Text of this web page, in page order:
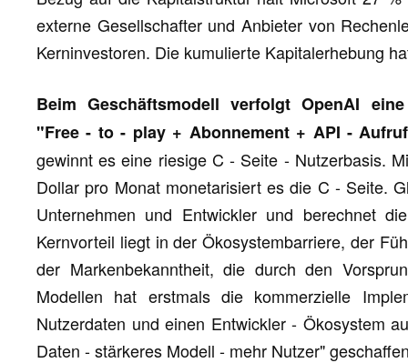
externe Gesellschafter und Anbieter von
Kerninvestoren. Die kumulierte Kapitalerhebung
Beim Geschäftsmodell verfolgt OpenAI
"Free - to - play + Abonnement + API -
gewinnt es eine riesige C - Seite - Nutzerbasis.
Dollar pro Monat monetarisiert es die C - Seite.
Unternehmen und Entwickler und berechnet
Kernvorteil liegt in der Ökosystembarriere, der
der Markenbekanntheit, die durch den
Modellen hat erstmals die kommerzielle
Nutzerdaten und einen Entwickler - Ökosystem
Daten - stärkeres Modell - mehr Nutzer"